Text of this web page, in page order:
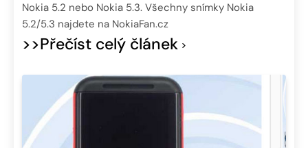
Nokia 5.2 nebo Nokia 5.3. Všechny snímky Nokia
5.2/5.3 najdete na NokiaFan.cz
>>Přečíst celý článek